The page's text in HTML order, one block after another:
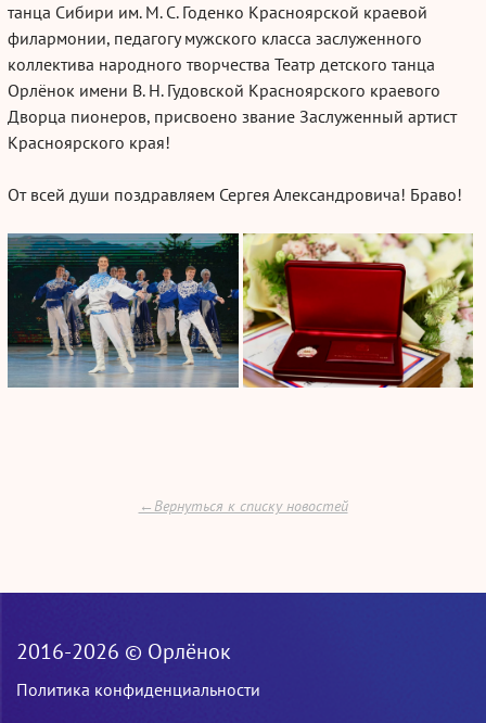
танца Сибири им. М. С. Годенко Красноярской краевой
филармонии, педагогу мужского класса заслуженного
коллектива народного творчества Театр детского танца
Орлёнок имени В. Н. Гудовской Красноярского краевого
Дворца пионеров, присвоено звание Заслуженный артист
Красноярского края!
От всей души поздравляем Сергея Александровича! Браво!
←Вернуться к списку новостей
2016-2026 © Орлёнок
Политика конфиденциальности